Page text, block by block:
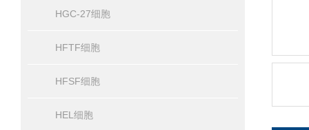
HGC-27细胞
HFTF细胞
HFSF细胞
HEL细胞